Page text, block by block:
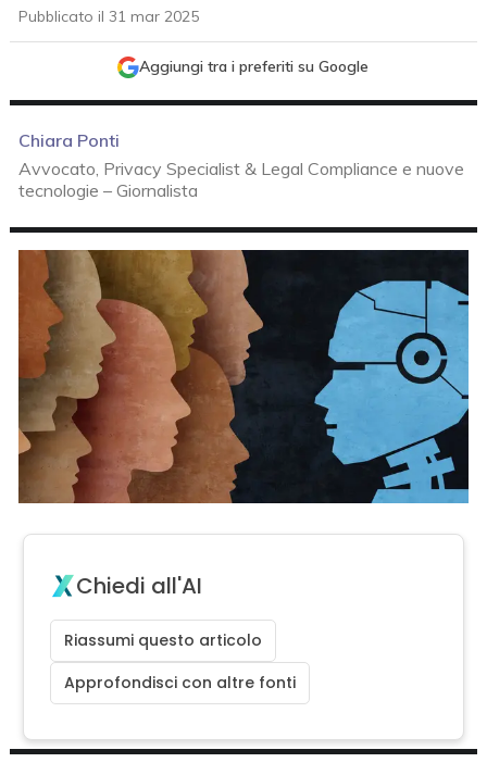
Pubblicato il 31 mar 2025
Aggiungi tra i preferiti su Google
Chiara Ponti
Avvocato, Privacy Specialist & Legal Compliance e nuove
tecnologie – Giornalista
Chiedi all'AI
Riassumi questo articolo
Approfondisci con altre fonti